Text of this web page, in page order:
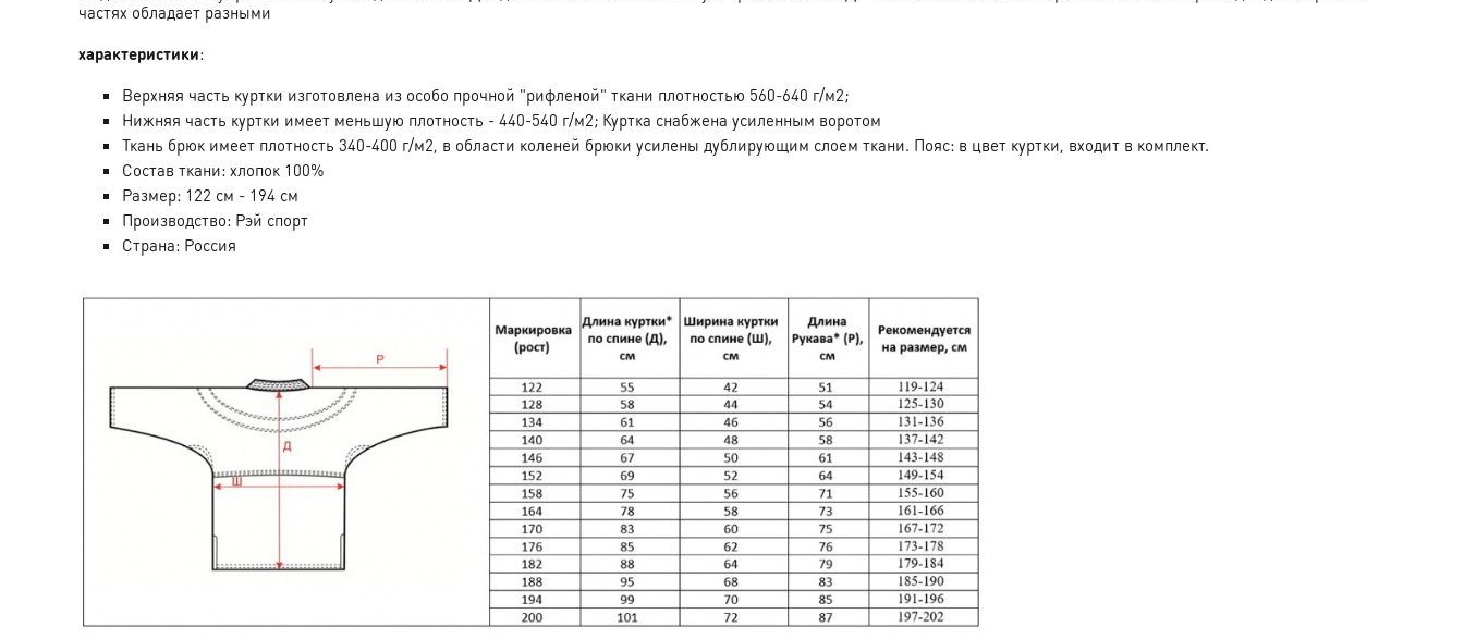
частях обладает разными
характеристики:
Верхняя часть куртки изготовлена из особо прочной "рифленой" ткани плотностью 560-640 г/м2;
Нижняя часть куртки имеет меньшую плотность - 440-540 г/м2; Куртка снабжена усиленным воротом
Ткань брюк имеет плотность 340-400 г/м2, в области коленей брюки усилены дублирующим слоем ткани. Пояс: в цвет куртки, входит в комплект.
Состав ткани: хлопок 100%
Размер: 122 см - 194 см
Производство: Рэй спорт
Страна: Россия